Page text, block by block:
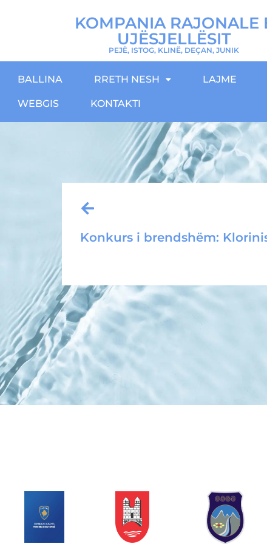
KOMPANIA RAJONALE
UJËSJELLËSIT
PEJË, ISTOG, KLINË, DEÇAN, JUNIK
BALLINA RRETH NESH LAJME
WEBGIS KONTAKTI
Konkurs i brendshëm: